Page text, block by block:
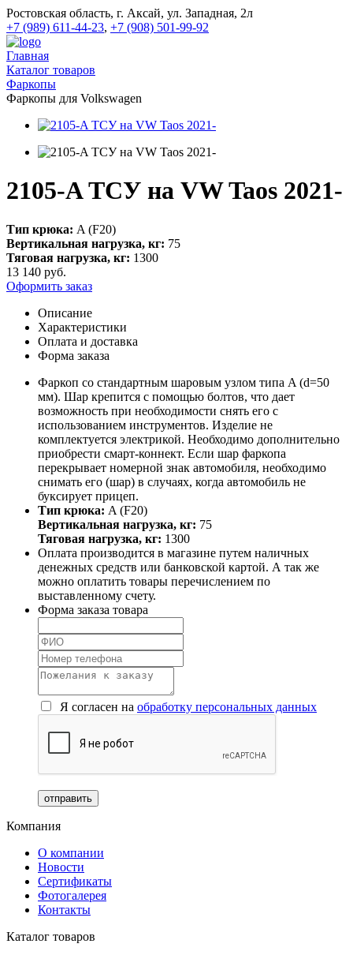
Ростовская область, г. Аксай, ул. Западная, 2л
+7 (989) 611-44-23, +7 (908) 501-99-92
Главная
Каталог товаров
Фаркопы
Фаркопы для Volkswagen
2105-A ТСУ на VW Taos 2021-
Тип крюка: A (F20)
Вертикальная нагрузка, кг: 75
Тяговая нагрузка, кг: 1300
13 140 руб.
Оформить заказ
Описание
Характеристики
Оплата и доставка
Форма заказа
Фаркоп со стандартным шаровым узлом типа A (d=50
мм). Шар крепится с помощью болтов, что дает
возможность при необходимости снять его с
использованием инструментов. Изделие не
комплектуется электрикой. Необходимо дополнительно
приобрести смарт-коннект. Если шар фаркопа
перекрывает номерной знак автомобиля, необходимо
снимать его (шар) в случаях, когда автомобиль не
буксирует прицеп.
Тип крюка: A (F20)
Вертикальная нагрузка, кг: 75
Тяговая нагрузка, кг: 1300
Оплата производится в магазине путем наличных
денежных средств или банковской картой. А так же
можно оплатить товары перечислением по
выставленному счету.
Форма заказа товара
Я согласен на обработку персональных данных
Компания
О компании
Новости
Сертификаты
Фотогалерея
Контакты
Каталог товаров